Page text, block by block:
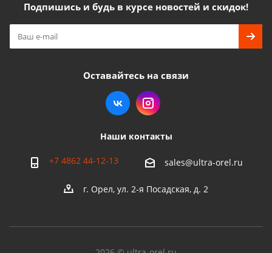
Подпишись и будь в курсе новостей и скидок!
Оставайтесь на связи
Наши контакты
+7 4862 44-12-13 sales@ultra-orel.ru
г. Орел, ул. 2-я Посадская, д. 2